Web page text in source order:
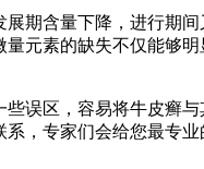
期含量下降，进行期
元素的缺失不仅能够
误区，容易将牛皮癣
，专家们会给您最专业